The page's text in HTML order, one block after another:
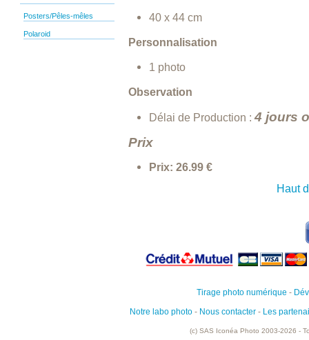
Posters/Pêles-mêles
Polaroid
40 x 44 cm
Personnalisation
1 photo
Observation
Délai de Production :4 jours
Prix
Prix: 26.99 €
Haut
Tirage photo numérique -
Notre labo photo - Nous contacter - Les
(c) SAS Iconéa Photo 2003-2026 -